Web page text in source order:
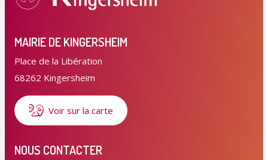
MAIRIE DE KINGERSHEIM
Place de la Libération
68262 Kingersheim
Voir sur la carte
NOUS CONTACTER